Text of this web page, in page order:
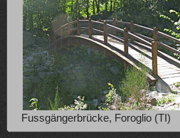
Fussgängerbrücke, Foroglio (TI)